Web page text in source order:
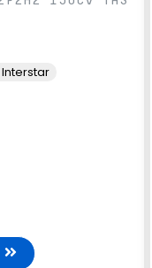
Interstar